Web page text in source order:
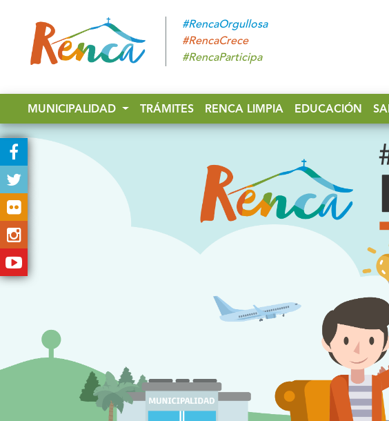
#RencaOrgullosa
#RencaCrece
#RencaParticipa
MUNICIPALIDAD TRÁMITES RENCA LIMPIA EDUCACIÓN